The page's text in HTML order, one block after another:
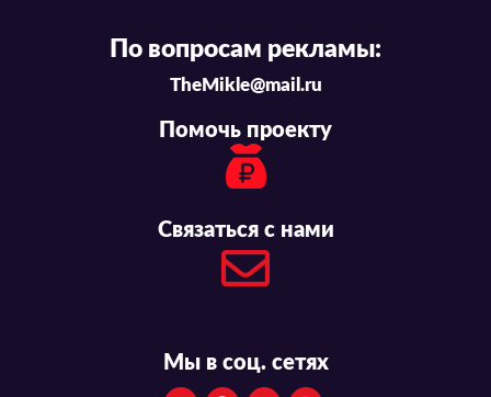
По вопросам рекламы:
TheMikle@mail.ru
Помочь проекту
Связаться с нами
Мы в соц. сетях